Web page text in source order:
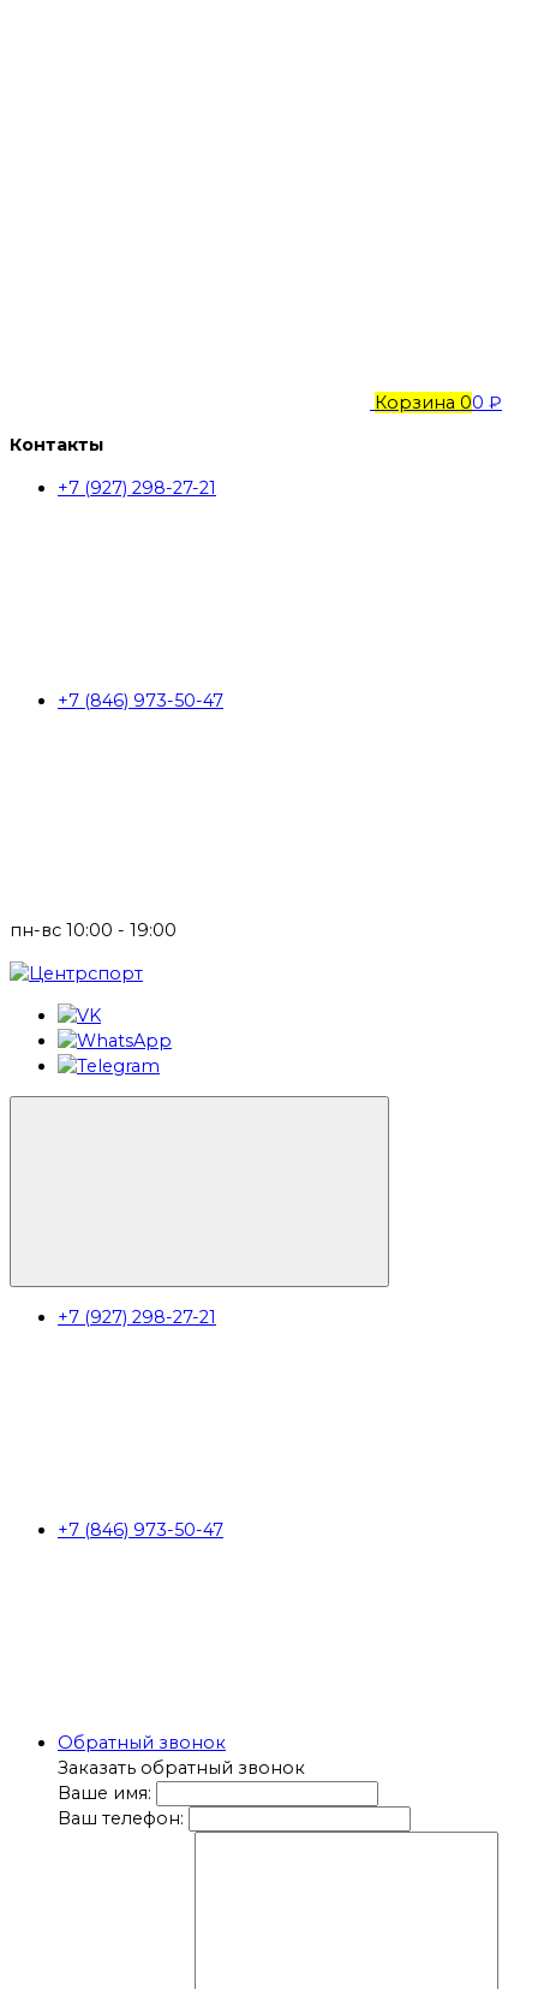
Корзина 00 ₽
Контакты
+7 (927) 298-27-21
+7 (846) 973-50-47
пн-вс 10:00 - 19:00
+7 (927) 298-27-21
+7 (846) 973-50-47
Обратный звонок
Заказать обратный звонок
Ваше имя:
Ваш телефон: